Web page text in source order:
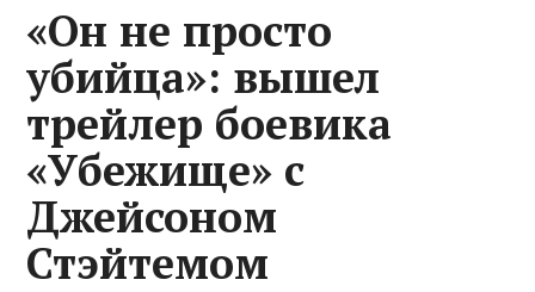
«Он не просто
убийца»: вышел
трейлер боевика
«Убежище» с
Джейсоном
Стэйтемом